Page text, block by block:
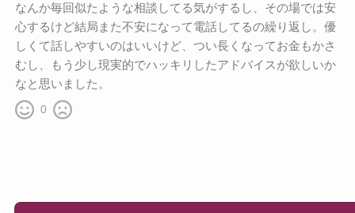
なんか毎回似たような相談してる気がするし、その場では安
心するけど結局また不安になって電話してるの繰り返し。優
しくて話しやすいのはいいけど、つい長くなってお金もかさ
むし、もう少し現実的でハッキリしたアドバイスが欲しいか
なと思いました。
0